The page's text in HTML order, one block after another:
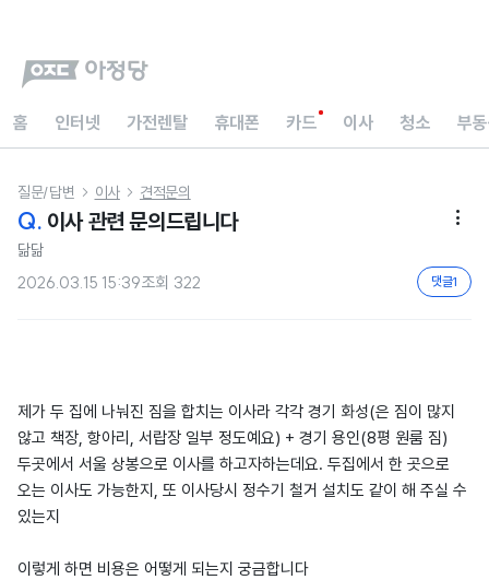
홈 인터넷 가전렌탈 휴대폰 카드 이사 청소 부
질문/답변  이사  견적문의
Q. 이사 관련 문의드립니다 
닮닮
2026.03.15 15:39조회 322 댓글1
제가 두 집에 나눠진 짐을 합치는 이사라 각각 경기 화성(은 짐이 많지
않고 책장, 항아리, 서랍장 일부 정도예요) + 경기 용인(8평 원룸 짐)
두곳에서 서울 상봉으로 이사를 하고자하는데요. 두집에서 한 곳으로
오는 이사도 가능한지, 또 이사당시 정수기 철거 설치도 같이 해 주실 수
있는지
이렇게 하면 비용은 어떻게 되는지 궁금합니다